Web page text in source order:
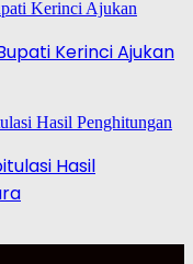
Kerinci Ajukan
Hasil